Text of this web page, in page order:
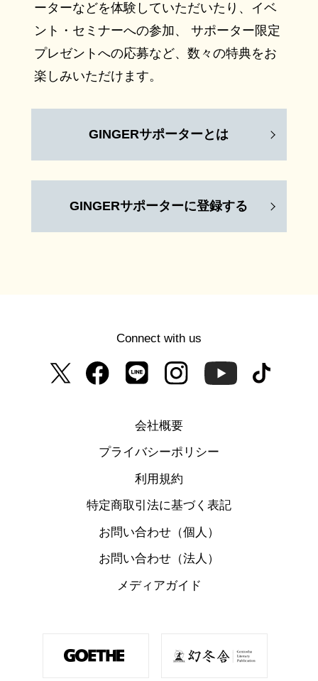
ーターなどを体験していただいたり、イベ
ント・セミナーへの参加、 サポーター限定
プレゼントへの応募など、数々の特典をお
楽しみいただけます。
GINGERサポーターとは
GINGERサポーターに登録する
Connect with us
会社概要
プライバシーポリシー
利用規約
特定商取引法に基づく表記
お問い合わせ（個人）
お問い合わせ（法人）
メディアガイド